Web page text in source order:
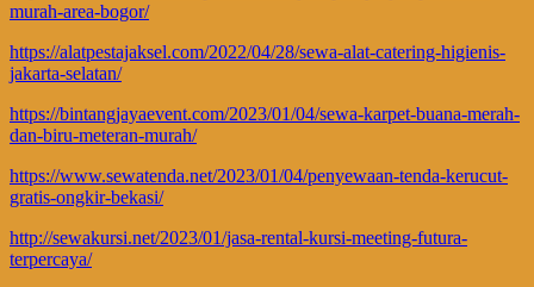
murah-area-bogor/
https://alatpestajaksel.com/2022/04/28/sewa-alat-catering-higienis-
jakarta-selatan/
https://bintangjayaevent.com/2023/01/04/sewa-karpet-buana-merah-
dan-biru-meteran-murah/
https://www.sewatenda.net/2023/01/04/penyewaan-tenda-kerucut-
gratis-ongkir-bekasi/
http://sewakursi.net/2023/01/jasa-rental-kursi-meeting-futura-
terpercaya/